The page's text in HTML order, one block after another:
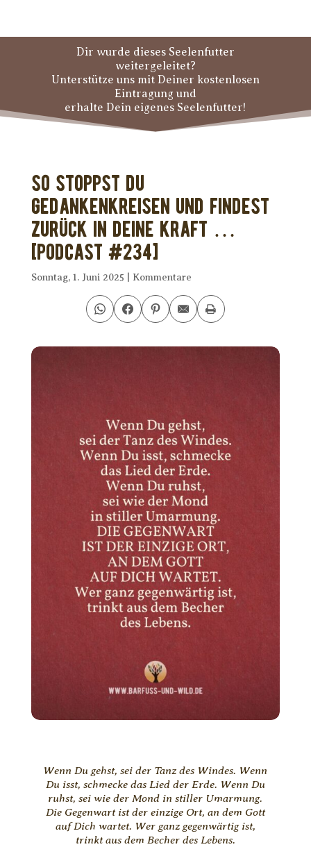
Dir wurde dieses Seelenfutter
weitergeleitet?
Unterstütze uns mit Deiner kostenlosen
Eintragung und
erhalte Dein eigenes Seelenfutter!
So stoppst Du
Gedankenkreisen und findest
zurück in Deine Kraft …
[PODCAST #234]
Sonntag, 1. Juni 2025 Kommentare
Wenn Du gehst, sei der Tanz des Windes. Wenn
Du isst, schmecke das Lied der Erde. Wenn Du
ruhst, sei wie der Mond in stiller Umarmung.
Die Gegenwart ist der einzige Ort, an dem Gott
auf Dich wartet. Wer ganz gegenwärtig ist,
trinkt aus dem Becher des Lebens.